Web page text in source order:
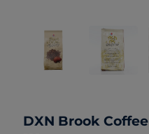
DXN Brook Coffee